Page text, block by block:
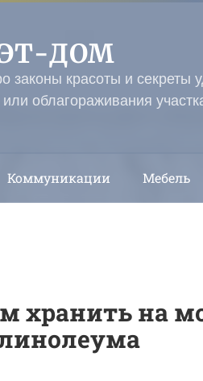
ДОМ
законы красоты и секреты
облагораживания
Коммуникации Мебель
хранить на